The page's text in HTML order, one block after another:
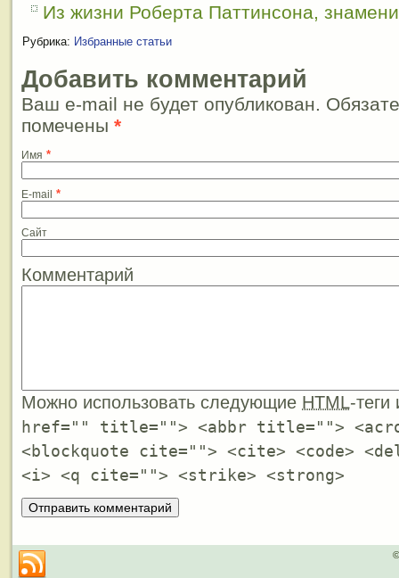
Из жизни Роберта Паттинсона,
Рубрика: Избранные статьи
Добавить комментарий
Ваш e-mail не будет опубликован.
помечены *
Имя *
E-mail *
Сайт
Комментарий
Можно использовать следующие HTML-
href="" title=""> <abbr title="">
<blockquote cite=""> <cite> <code>
<i> <q cite=""> <strike> <strong>